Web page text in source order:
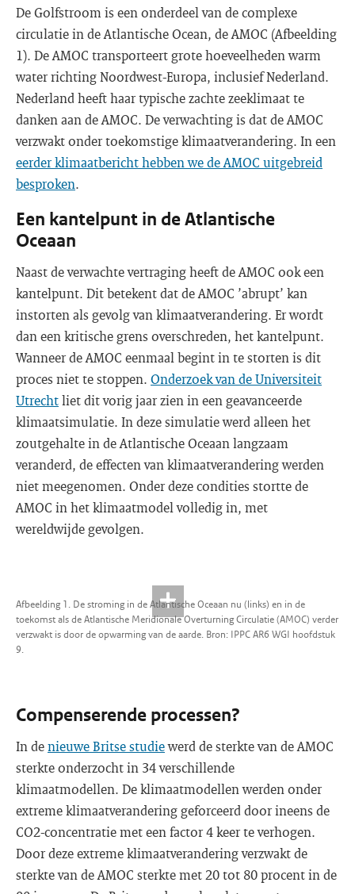
De Golfstroom is een onderdeel van de complexe
circulatie in de Atlantische Ocean, de AMOC (Afbeelding
1). De AMOC transporteert grote hoeveelheden warm
water richting Noordwest-Europa, inclusief Nederland.
Nederland heeft haar typische zachte zeeklimaat te
danken aan de AMOC. De verwachting is dat de AMOC
verzwakt onder toekomstige klimaatverandering. In een
eerder klimaatbericht hebben we de AMOC uitgebreid
besproken.
Een kantelpunt in de Atlantische
Oceaan
Naast de verwachte vertraging heeft de AMOC ook een
kantelpunt. Dit betekent dat de AMOC ’abrupt’ kan
instorten als gevolg van klimaatverandering. Er wordt
dan een kritische grens overschreden, het kantelpunt.
Wanneer de AMOC eenmaal begint in te storten is dit
proces niet te stoppen. Onderzoek van de Universiteit
Utrechtliet dit vorig jaar zien in een geavanceerde
klimaatsimulatie. In deze simulatie werd alleen het
zoutgehalte in de Atlantische Oceaan langzaam
veranderd, de effecten van klimaatverandering werden
niet meegenomen. Onder deze condities stortte de
AMOC in het klimaatmodel volledig in, met
wereldwijde gevolgen.
Afbeelding 1. De stroming in de Atlantische Oceaan nu (links) en in de
toekomst als de Atlantische Meridionale Overturning Circulatie (AMOC) verder
verzwakt is door de opwarming van de aarde. Bron: IPPC AR6 WGI hoofdstuk
9.
Compenserende processen?
In denieuwe Britse studiewerd de sterkte van de AMOC
sterkte onderzocht in 34 verschillende
klimaatmodellen. De klimaatmodellen werden onder
extreme klimaatverandering geforceerd door ineens de
CO2-concentratie met een factor 4 keer te verhogen.
Door deze extreme klimaatverandering verzwakt de
sterkte van de AMOC sterkte met 20 tot 80 procent in de